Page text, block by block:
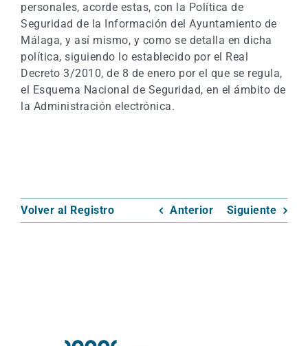
personales, acorde estas, con la Política de
Seguridad de la Información del Ayuntamiento de
Málaga, y así mismo, y como se detalla en dicha
política, siguiendo lo establecido por el Real
Decreto 3/2010, de 8 de enero por el que se regula,
el Esquema Nacional de Seguridad, en el ámbito de
la Administración electrónica.
Volver al Registro Anterior Siguiente